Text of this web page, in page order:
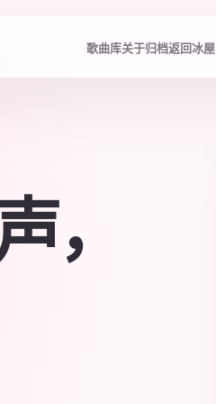
歌曲库关于归档返回冰屋
，